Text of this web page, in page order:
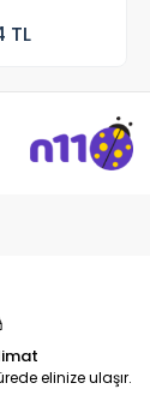
TL
elinize ulaşır.